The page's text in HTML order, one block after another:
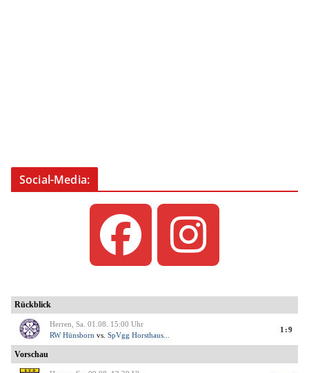
Social-Media: